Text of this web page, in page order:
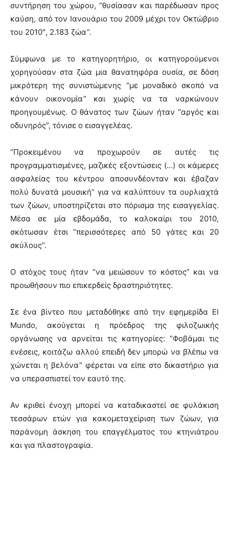
συντήρηση του χώρου, “θυσίασαν και παρέδωσαν προς
καύση, από τον Ιανουάριο του 2009 μέχρι τον Οκτώβριο
του 2010″, 2.183 ζώα”.
Σύμφωνα με το κατηγορητήριο, οι κατηγορούμενοι
χορηγούσαν στα ζώα μια θανατηφόρα ουσία, σε δόση
μικρότερη της συνιστώμενης “με μοναδικό σκοπό να
κάνουν οικονομία” και χωρίς να τα ναρκώνουν
προηγουμένως. Ο θάνατος των ζώων ήταν “αργός και
οδυνηρός”, τόνισε ο εισαγγελέας.
“Προκειμένου να προχωρούν σε αυτές τις
προγραμματισμένες, μαζικές εξοντώσεις (…) οι κάμερες
ασφαλείας του κέντρου αποσυνδέονταν και έβαζαν
πολύ δυνατά μουσική” για να καλύπτουν τα ουρλιαχτά
των ζώων, υποστηρίζεται στο πόρισμα της εισαγγελίας.
Μέσα σε μία εβδομάδα, το καλοκαίρι του 2010,
σκότωσαν έτσι “περισσότερες από 50 γάτες και 20
σκύλους”.
Ο στόχος τους ήταν “να μειώσουν το κόστος” και να
προωθήσουν πιο επικερδείς δραστηριότητες.
Σε ένα βίντεο που μεταδόθηκε από την εφημερίδα El
Mundo, ακούγεται η πρόεδρος της φιλοζωικής
οργάνωσης να αρνείται τις κατηγορίες: “Φοβάμαι τις
ενέσεις, κοιτάζω αλλού επειδή δεν μπορώ να βλέπω να
χώνεται η βελόνα” φέρεται να είπε στο δικαστήριο για
να υπερασπιστεί τον εαυτό της.
Αν κριθεί ένοχη μπορεί να καταδικαστεί σε φυλάκιση
τεσσάρων ετών για κακομεταχείριση των ζώων, για
παράνομη άσκηση του επαγγέλματος του κτηνιάτρου
και για πλαστογραφία.